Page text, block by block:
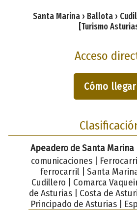
Santa Marina › Ballota ›
[Turismo
Acceso
Cómo llegar
Apeadero de Santa Marina
comunicaciones |
ferrocarril | Santa
Cudillero | Comarca
de Asturias | Costa de
Principado de Asturias |